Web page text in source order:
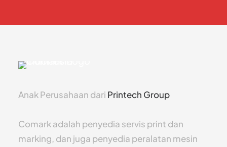
Anak Perusahaan dari Printech Group
Comark adalah penyedia servis print dan
marking, dan juga penyedia peralatan mesin